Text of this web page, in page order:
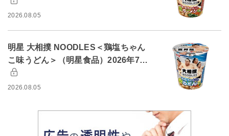
2026.08.05
明星 大相撲 NOODLES＜鶏塩ちゃん
こ味うどん＞（明星食品）2026年7…
2026.08.05